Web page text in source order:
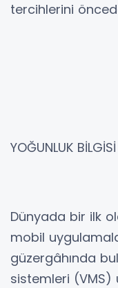
tercihlerini
YOĞUNLUK
Dünyada bir ilk
mobil
güzergâhında
sistemleri (VMS)